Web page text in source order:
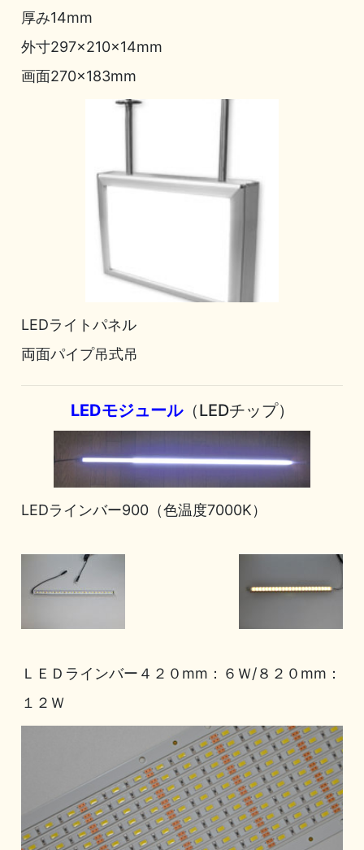
厚み14mm
外寸297×210×14mm
画面270×183mm
LEDライトパネル
両面パイプ吊式吊
LEDモジュール（LEDチップ）
LEDラインバー900（色温度7000K）
ＬＥＤラインバー４２０mm：６Ｗ/８２０mm：
１２Ｗ